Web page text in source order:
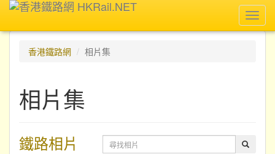
香港鐵路網
相片集
相片集
鐵路相片